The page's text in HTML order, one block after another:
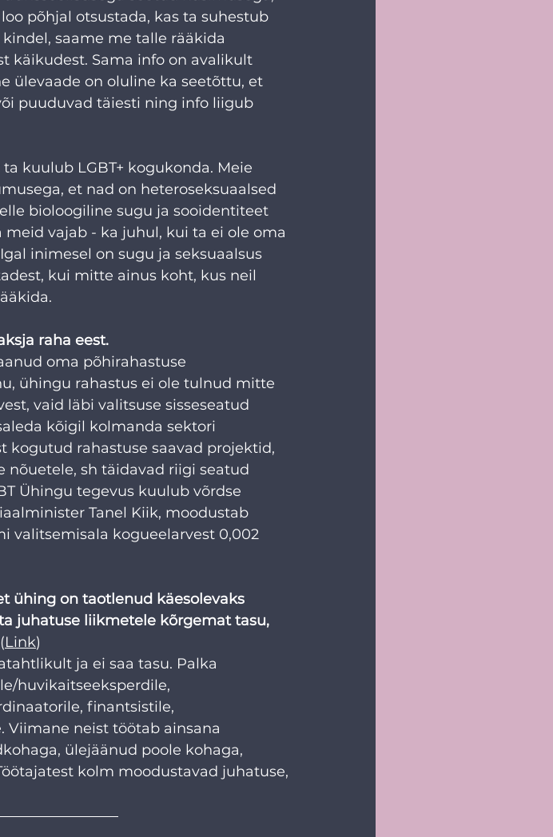
põhjal otsustada, kas ta suhestub
saame me talle rääkida
käikudest. Sama info on avalikult
ülevaade on oluline ka seetõttu, et
puuduvad täiesti ning info liigub
kuulub LGBT+ kogukonda. Meie
et nad on heteroseksuaalsed
bioloogiline sugu ja sooidentiteet
vajab - ka juhul, kui ta ei ole oma
inimesel on sugu ja seksuaalsus
kui mitte ainus koht, kus neil
raha eest.
oma põhirahastuse
ühingu rahastus ei ole tulnud mitte
vaid läbi valitsuse sisseseatud
kõigil kolmanda sektori
kogutud rahastuse saavad projektid,
nõuetele, sh täidavad riigi seatud
Ühingu tegevus kuulub võrdse
Tanel Kiik, moodustab
valitsemisala kogueelarvest 0,002
ühing on taotlenud käesolevaks
juhatuse liikmetele kõrgemat tasu,
(Link)
ja ei saa tasu. Palka
huvikaitseeksperdile,
finantsistile,
Viimane neist töötab ainsana
ülejäänud poole kohaga,
kolm moodustavad juhatuse,